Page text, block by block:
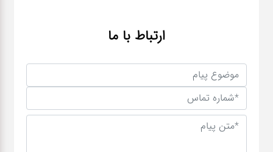
ارتباط با ما